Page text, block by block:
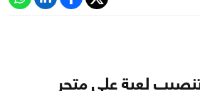
لعبة على متجر